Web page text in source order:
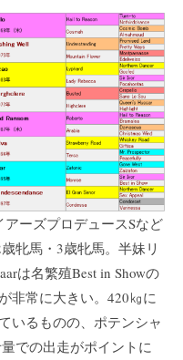
ーズプロデュースSなど
牝馬・3歳牝馬。半妹リ
は名繁殖Best in Showの
非常に大きい。420㎏に
いるものの、ポテンシャ
での出走がポイントに